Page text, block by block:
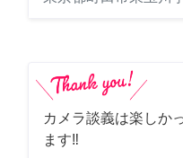
カメラ談義は楽しか
ます‼️